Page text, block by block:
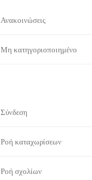
Ανακοινώσεις
Μη κατηγοριοποιημένο
Σύνδεση
Ροή καταχωρίσεων
Ροή σχολίων